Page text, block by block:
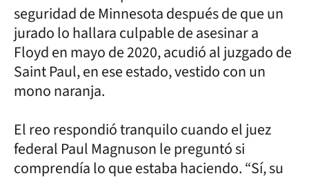
seguridad de Minnesota después de que un
jurado lo hallara culpable de asesinar a
Floyd en mayo de 2020, acudió al juzgado de
Saint Paul, en ese estado, vestido con un
mono naranja.
El reo respondió tranquilo cuando el juez
federal Paul Magnuson le preguntó si
comprendía lo que estaba haciendo. “Sí, su